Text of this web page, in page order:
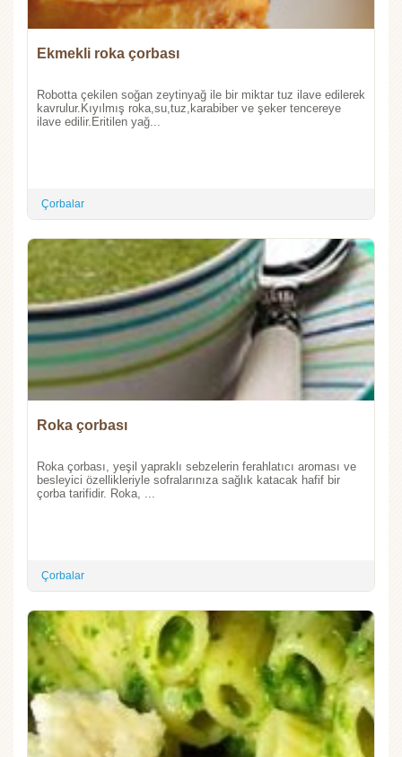
Ekmekli roka çorbası
Robotta çekilen soğan zeytinyağ ile bir miktar tuz ilave edilerek
kavrulur.Kıyılmış roka,su,tuz,karabiber ve şeker tencereye
ilave edilir.Eritilen yağ...
Çorbalar
Roka çorbası
Roka çorbası, yeşil yapraklı sebzelerin ferahlatıcı aroması ve
besleyici özellikleriyle sofralarınıza sağlık katacak hafif bir
çorba tarifidir. Roka, ...
Çorbalar